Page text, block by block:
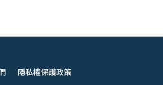
隱私權保護政策